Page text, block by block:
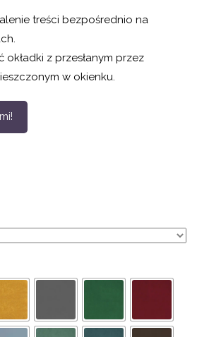
treści bezpośrednio na
okładki z przesłanym przez
w okienku.